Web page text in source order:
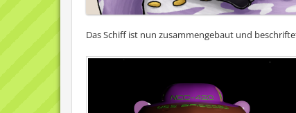
Das Schiff ist nun zusammengebaut und